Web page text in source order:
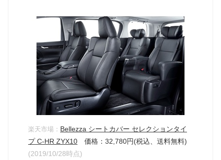
楽天市場： Bellezza シートカバー セレクションタイ
プ C-HR ZYX10 価格：32,780円(税込、送料無料)
(2019/10/28時点)